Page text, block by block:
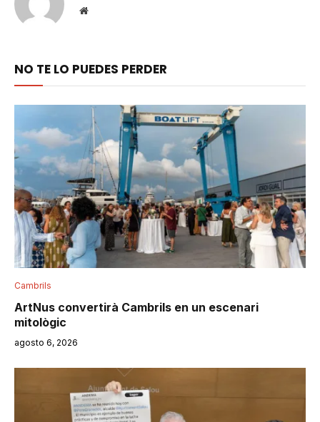
Website
NO TE LO PUEDES PERDER
Cambrils
ArtNus convertirà Cambrils en un escenari
mitològic
agosto 6, 2026